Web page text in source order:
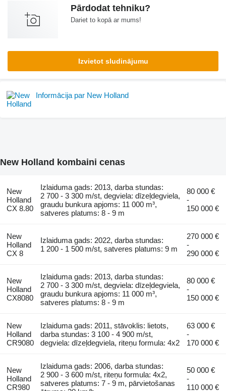
Pārdodat tehniku?
Dariet to kopā ar mums!
Izvietot sludinājumu
Informācija par New Holland
New Holland kombaini cenas
New
Holland
CX 8.80
Izlaiduma gads: 2013, darba stundas:
2 700 - 3 300 m/st, degviela: dīzeļdegviela,
graudu bunkura apjoms: 11 000 m³,
satveres platums: 8 - 9 m
80 000 €
-
150 000 €
New
Holland
CX 8
Izlaiduma gads: 2022, darba stundas:
1 200 - 1 500 m/st, satveres platums: 9 m
270 000 €
-
290 000 €
New
Holland
CX8080
Izlaiduma gads: 2013, darba stundas:
2 700 - 3 300 m/st, degviela: dīzeļdegviela,
graudu bunkura apjoms: 11 000 m³,
satveres platums: 8 - 9 m
80 000 €
-
150 000 €
New
Holland
CR9080
Izlaiduma gads: 2011, stāvoklis: lietots,
darba stundas: 3 100 - 4 900 m/st,
degviela: dīzeļdegviela, riteņu formula: 4x2
63 000 €
-
170 000 €
New
Holland
CR980
Izlaiduma gads: 2006, darba stundas:
2 900 - 3 600 m/st, riteņu formula: 4x2,
satveres platums: 7 - 9 m, pārvietošanas
50 000 €
-
110 000 €